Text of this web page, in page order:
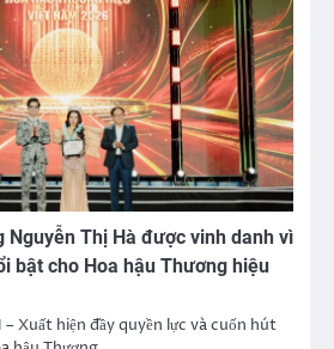
Nguyễn Thị Hà được vinh danh vì
bật cho Hoa hậu Thương hiệu
Xuất hiện đầy quyền lực và cuốn hút